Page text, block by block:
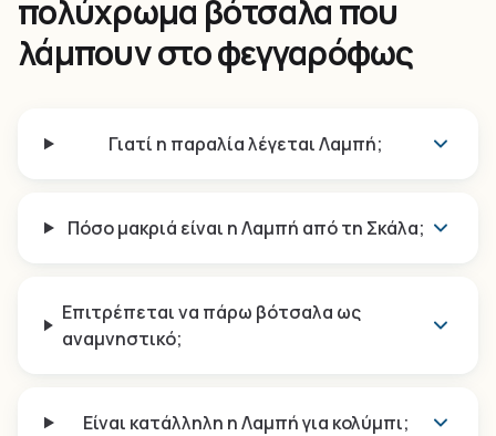
πολύχρωμα βότσαλα που
λάμπουν στο φεγγαρόφως
Γιατί η παραλία λέγεται Λαμπή;
Πόσο μακριά είναι η Λαμπή από τη Σκάλα;
Επιτρέπεται να πάρω βότσαλα ως
αναμνηστικό;
Είναι κατάλληλη η Λαμπή για κολύμπι;